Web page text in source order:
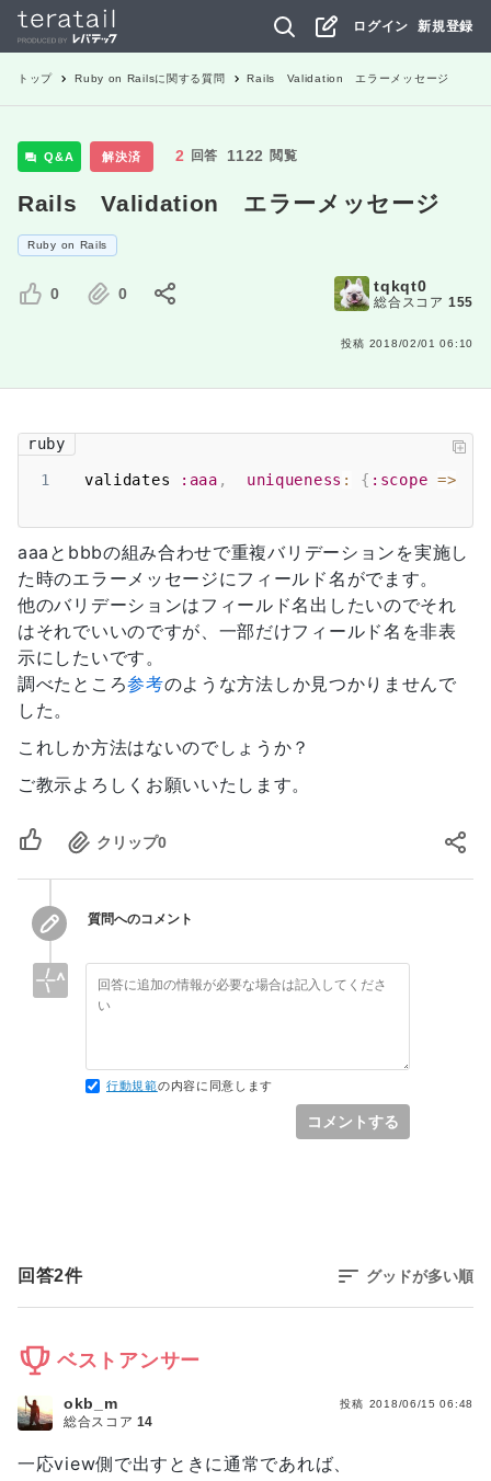
ログイン 新規登録
トップ Ruby on Railsに関する質問 Rails Validation エラーメッセージ
Q&A 解決済 2 回答 1122 閲覧
Rails Validation エラーメッセージ
Ruby on Rails
0 0 tqkqt0
総合スコア 155
投稿 2018/02/01 06:10
ruby
1
  validates
:aaa , uniqueness : { :scope =>
aaaとbbbの組み合わせで重複バリデーションを実施し
た時のエラーメッセージにフィールド名がでます。
他のバリデーションはフィールド名出したいのでそれ
はそれでいいのですが、一部だけフィールド名を非表
示にしたいです。
調べたところ参考のような方法しか見つかりませんで
した。
これしか方法はないのでしょうか？
ご教示よろしくお願いいたします。
クリップ0
質問へのコメント
行動規範の内容に同意します
コメントする
回答2件 グッドが多い順
ベストアンサー
一応view側で出すときに通常であれば、
投稿 2018/06/15 06:48
okb_m
総合スコア 14